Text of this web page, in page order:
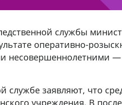
службы
оперативно-
несовершеннолетними
службе заявляют, что
учреждения. В